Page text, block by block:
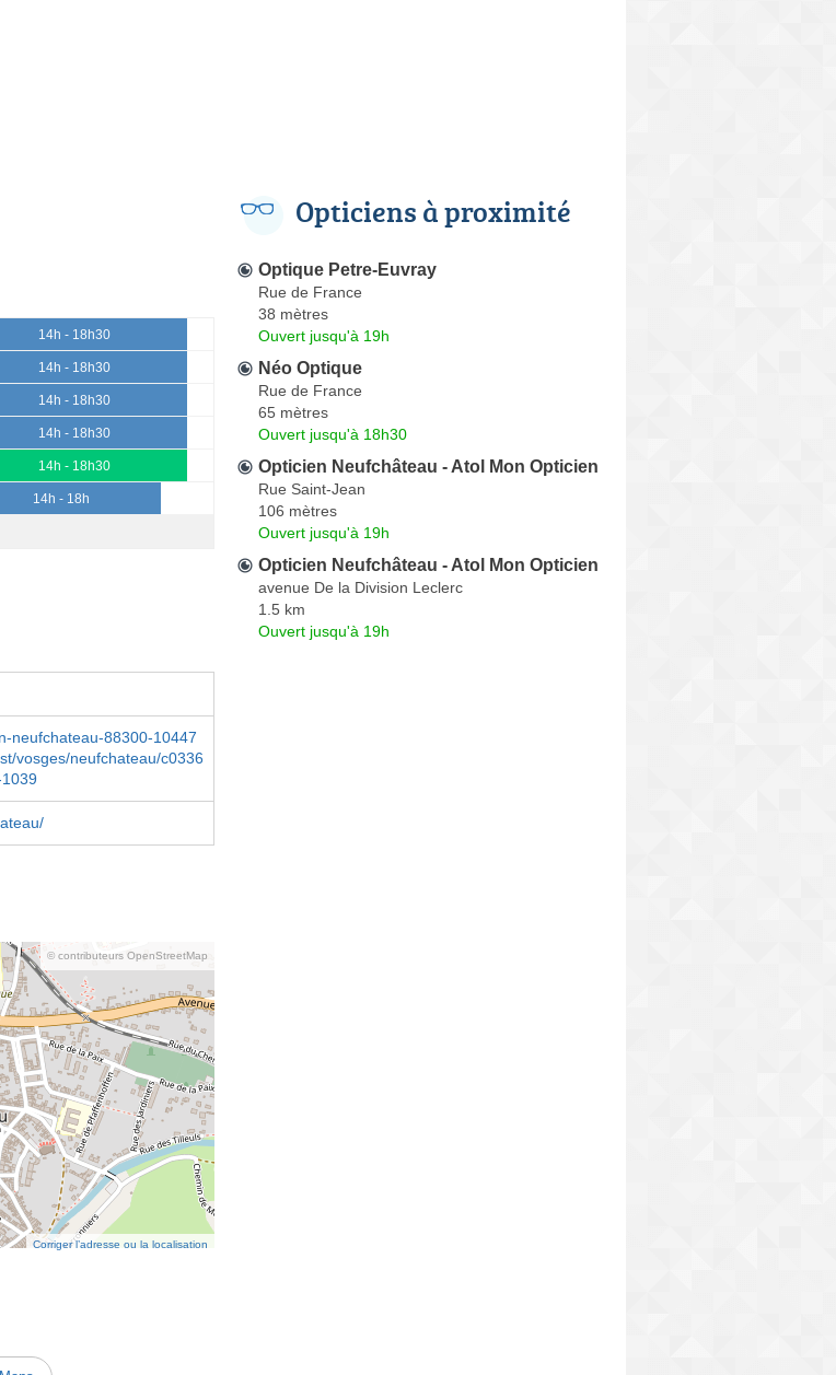
14h - 18h30
14h - 18h30
14h - 18h30
14h - 18h30
14h - 18h30
14h - 18h
neufchateau-88300-10447
vosges/neufchateau/c0336
© contributeurs OpenStreetMap
Corriger l’adresse ou la localisation
Opticiens à proximité
Optique Petre-Euvray
Rue de France
38 mètres
Ouvert jusqu'à 19h
Néo Optique
Rue de France
65 mètres
Ouvert jusqu'à 18h30
Opticien Neufchâteau - Atol Mon Opticien
Rue Saint-Jean
106 mètres
Ouvert jusqu'à 19h
Opticien Neufchâteau - Atol Mon Opticien
avenue De la Division Leclerc
1.5 km
Ouvert jusqu'à 19h